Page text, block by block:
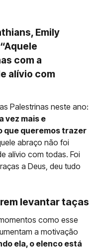
Emily
com a
alívio com
Palestrinas neste ano:
vez mais e
que queremos trazer
abraço não foi
alívio com todas. Foi
a Deus, deu tudo
levantar taças
como esse
a motivação
ela, o elenco está